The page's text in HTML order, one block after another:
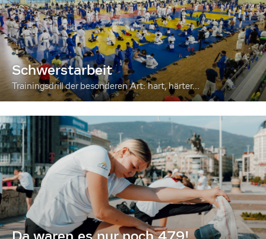
Schwerstarbeit
Trainingsdrill der besonderen Art: hart, härter...